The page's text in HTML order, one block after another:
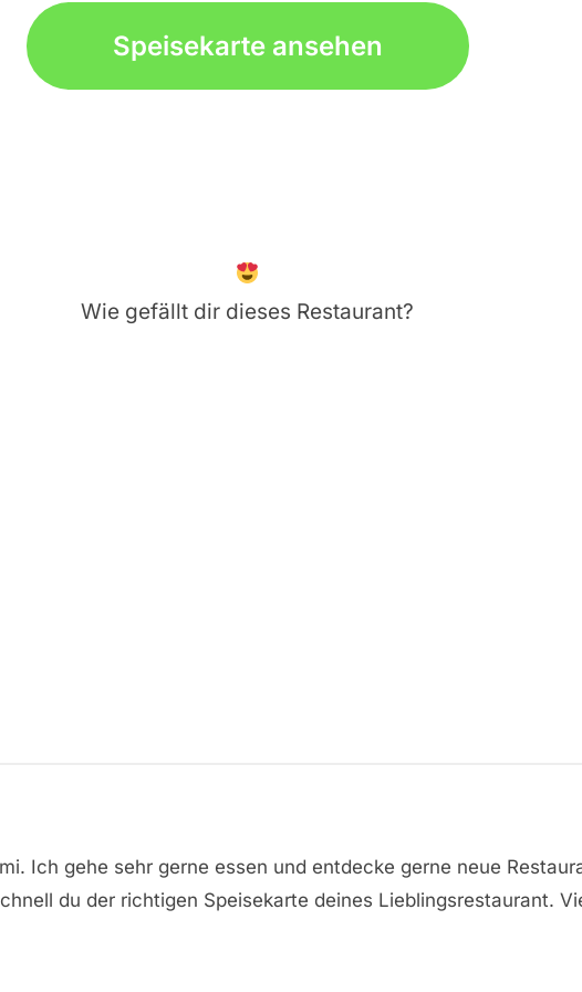
Speisekarte ansehen
Wie gefällt dir dieses Restaurant?
Ich gehe sehr gerne essen und entdecke gerne neue
du der richtigen Speisekarte deines Lieblingsrestaurant.